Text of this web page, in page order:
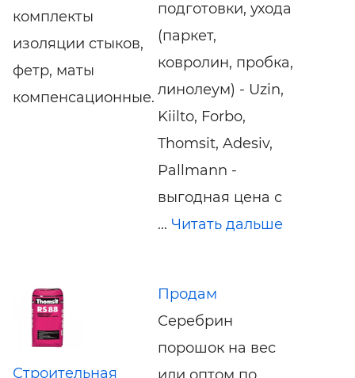
комплекты
изоляции стыков,
фетр, маты
компенсационные.
подготовки, ухода
(паркет,
ковролин, пробка,
линолеум) - Uzin,
Kiilto, Forbo,
Thomsit, Adesiv,
Pallmann -
выгодная цена с
... Читать дальше
Строительная
Продам
Серебрин
порошок на вес
или оптом по